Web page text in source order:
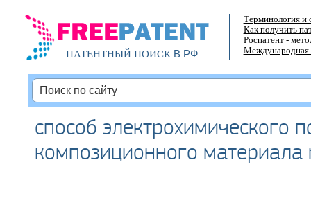
ПАТЕНТНЫЙ ПОИСКВ РФ
Терминология и
Как получить
Роспатент -
Международная
способ электрохимического
композиционного материала